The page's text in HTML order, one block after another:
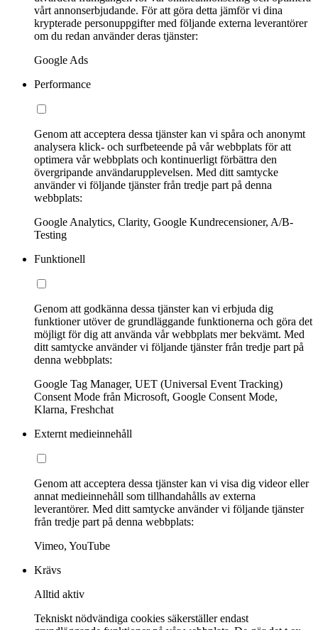
vårt annonserbjudande. För att göra detta jämför vi dina
krypterade personuppgifter med följande externa leverantörer
om du redan använder deras tjänster:
Google Ads
Performance
Genom att acceptera dessa tjänster kan vi spåra och anonymt
analysera klick- och surfbeteende på vår webbplats för att
optimera vår webbplats och kontinuerligt förbättra den
övergripande användarupplevelsen. Med ditt samtycke
använder vi följande tjänster från tredje part på denna
webbplats:
Google Analytics, Clarity, Google Kundrecensioner, A/B-
Testing
Funktionell
Genom att godkänna dessa tjänster kan vi erbjuda dig
funktioner utöver de grundläggande funktionerna och göra det
möjligt för dig att använda vår webbplats mer bekvämt. Med
ditt samtycke använder vi följande tjänster från tredje part på
denna webbplats:
Google Tag Manager, UET (Universal Event Tracking)
Consent Mode från Microsoft, Google Consent Mode,
Klarna, Freshchat
Externt medieinnehåll
Genom att acceptera dessa tjänster kan vi visa dig videor eller
annat medieinnehåll som tillhandahålls av externa
leverantörer. Med ditt samtycke använder vi följande tjänster
från tredje part på denna webbplats:
Vimeo, YouTube
Krävs
Alltid aktiv
Tekniskt nödvändiga cookies säkerställer endast